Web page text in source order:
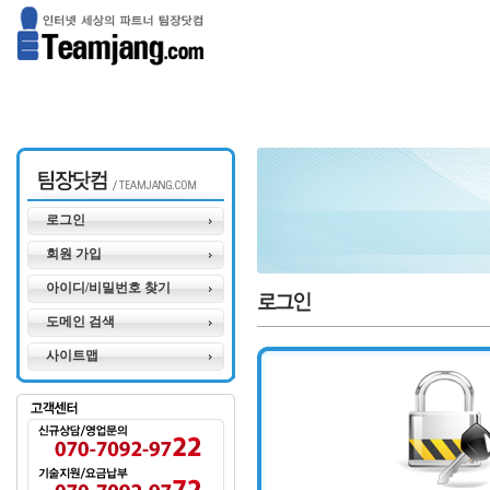
로그인
회원 가입
아이디/비밀번호 찾기
도메인 검색
사이트맵